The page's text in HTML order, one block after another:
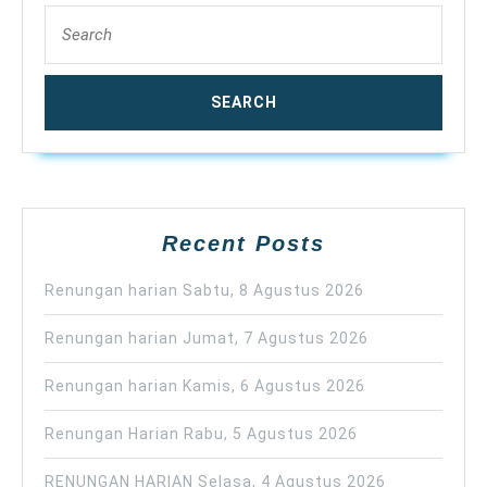
for:
Recent Posts
Renungan harian Sabtu, 8 Agustus 2026
Renungan harian Jumat, 7 Agustus 2026
Renungan harian Kamis, 6 Agustus 2026
Renungan Harian Rabu, 5 Agustus 2026
RENUNGAN HARIAN Selasa, 4 Agustus 2026